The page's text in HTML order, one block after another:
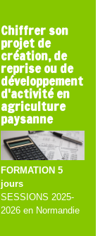
Chiffrer son
projet de
création, de
reprise ou de
développement
d'activité en
agriculture
paysanne
FORMATION 5
jours
SESSIONS 2025-
2026 en Normandie